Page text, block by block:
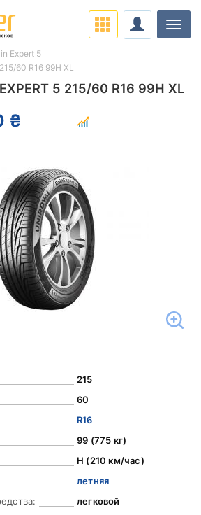
5 215/60 R16 99H XL
₴
215
60
R16
99 (775 кг)
H (210 км/час)
летняя
легковой
Expert 5
60 R16 99H XL